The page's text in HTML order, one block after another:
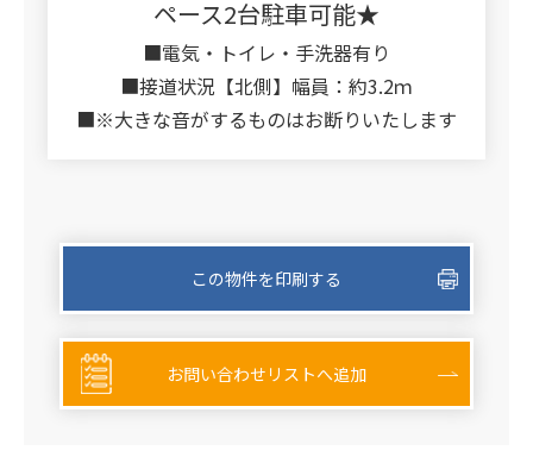
ペース2台駐車可能★
■電気・トイレ・手洗器有り
■接道状況【北側】幅員：約3.2ｍ
■※大きな音がするものはお断りいたします
この物件を印刷する
お問い合わせリストへ追加